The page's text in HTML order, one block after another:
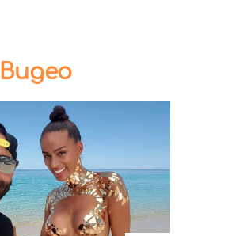
Видео